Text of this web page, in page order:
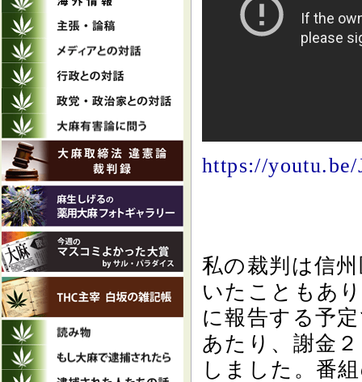
https://
私の裁判は信
いたこともあ
に報告する予
あたり、謝金
しました。番